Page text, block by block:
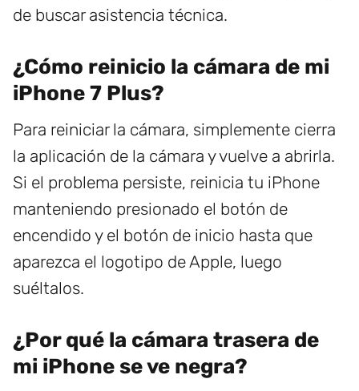
de buscar asistencia técnica.
¿Cómo reinicio la cámara de mi
iPhone 7 Plus?
Para reiniciar la cámara, simplemente cierra
la aplicación de la cámara y vuelve a abrirla.
Si el problema persiste, reinicia tu iPhone
manteniendo presionado el botón de
encendido y el botón de inicio hasta que
aparezca el logotipo de Apple, luego
suéltalos.
¿Por qué la cámara trasera de
mi iPhone se ve negra?